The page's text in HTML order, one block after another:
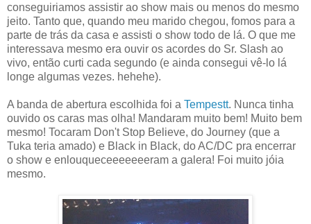
conseguiriamos assistir ao show mais ou menos do mesmo
jeito. Tanto que, quando meu marido chegou, fomos para a
parte de trás da casa e assisti o show todo de lá. O que me
interessava mesmo era ouvir os acordes do Sr. Slash ao
vivo, então curti cada segundo (e ainda consegui vê-lo lá
longe algumas vezes. hehehe).
A banda de abertura escolhida foi a Tempestt. Nunca tinha
ouvido os caras mas olha! Mandaram muito bem! Muito bem
mesmo! Tocaram Don't Stop Believe, do Journey (que a
Tuka teria amado) e Black in Black, do AC/DC pra encerrar
o show e enlouqueceeeeeeeram a galera! Foi muito jóia
mesmo.